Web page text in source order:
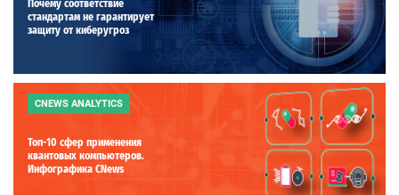
Почему соответствие
стандартам не гарантирует
защиту от киберугроз
CNEWS ANALYTICS
Топ-10 сфер применения
квантовых компьютеров.
Инфографика CNews